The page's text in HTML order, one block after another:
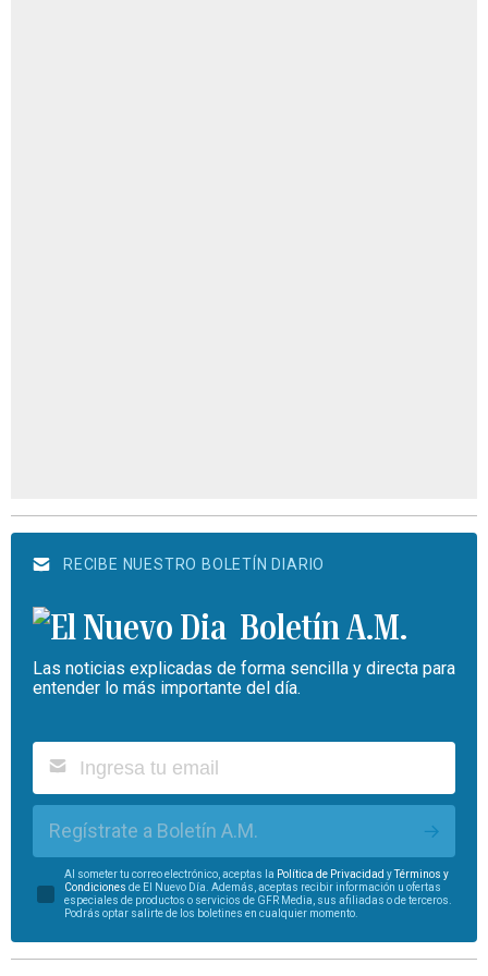
RECIBE NUESTRO BOLETÍN DIARIO
Boletín A.M.
Las noticias explicadas de forma sencilla y directa para
entender lo más importante del día.
Regístrate a Boletín A.M.
Al someter tu correo electrónico, aceptas la Política de Privacidad yTérminos y
Condiciones de El Nuevo Día. Además, aceptas recibir información u ofertas
especiales de productos o servicios de GFR Media, sus afiliadas o de terceros.
Podrás optar salirte de los boletines en cualquier momento.